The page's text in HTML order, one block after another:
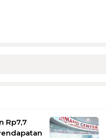
Rp7,7